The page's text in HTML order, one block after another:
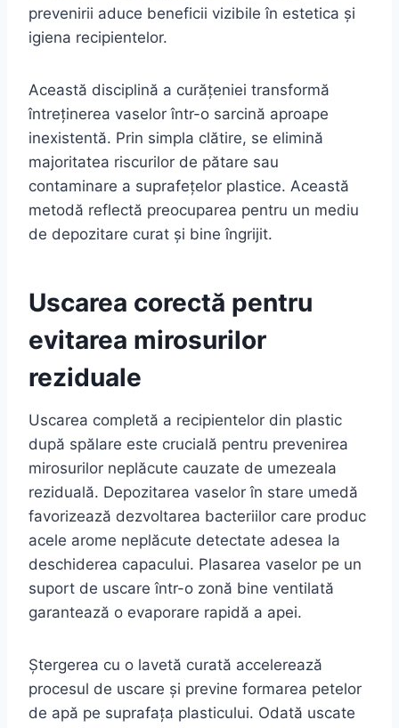
prevenirii aduce beneficii vizibile în estetica și
igiena recipientelor.
Această disciplină a curățeniei transformă
întreținerea vaselor într-o sarcină aproape
inexistentă. Prin simpla clătire, se elimină
majoritatea riscurilor de pătare sau
contaminare a suprafețelor plastice. Această
metodă reflectă preocuparea pentru un mediu
de depozitare curat și bine îngrijit.
Uscarea corectă pentru
evitarea mirosurilor
reziduale
Uscarea completă a recipientelor din plastic
după spălare este crucială pentru prevenirea
mirosurilor neplăcute cauzate de umezeala
reziduală. Depozitarea vaselor în stare umedă
favorizează dezvoltarea bacteriilor care produc
acele arome neplăcute detectate adesea la
deschiderea capacului. Plasarea vaselor pe un
suport de uscare într-o zonă bine ventilată
garantează o evaporare rapidă a apei.
Ștergerea cu o lavetă curată accelerează
procesul de uscare și previne formarea petelor
de apă pe suprafața plasticului. Odată uscate